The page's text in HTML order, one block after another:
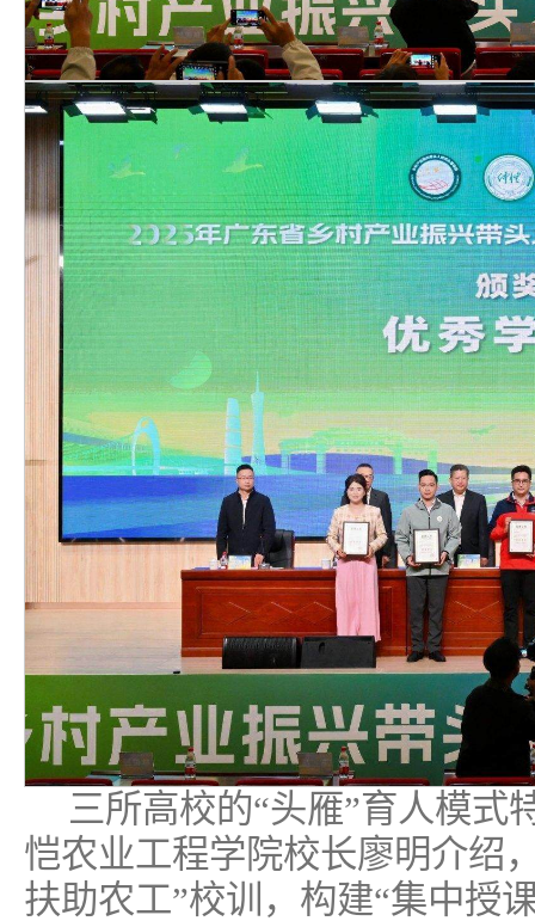
三所高校的“头雁”育人模式
恺农业工程学院校长廖明介绍
扶助农工”校训，构建“集中授